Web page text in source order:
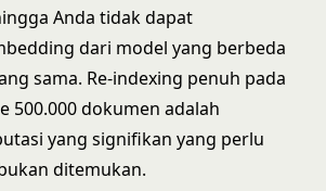
Anda tidak dapat
dari model yang berbeda
sama. Re-indexing penuh pada
500.000 dokumen adalah
yang signifikan yang perlu
ditemukan.